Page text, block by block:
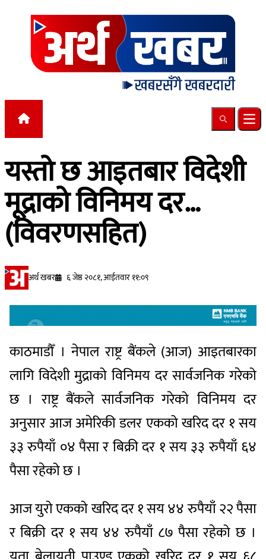
Skip to content
Search
यस्तो छ आइतबार विदेशी
मूद्राको विनिमय दर…
(विवरणसहित)
अर्थ खबर ६ जेष्ठ २०८१, आईतवार ११:०९
काठमाडौँ । नेपाल राष्ट्र बैंकले (आज) आइतबारका
लागि विदेशी मुद्राको विनिमय दर सार्वजनिक गरेको
छ । राष्ट्र बैंकले सार्वजनिक गरेको विनिमय दर
अनुसार आज अमेरिकी डलर एकको खरिद दर १ सय
३३ रुपैयाँ ०४ पैसा र बिक्री दर १ सय ३३ रुपैयाँ ६४
पैसा रहेको छ ।
आज युरो एकको खरिद दर १ सय ४४ रुपैयाँ २२ पैसा
र बिक्री दर १ सय ४४ रुपैयाँ ८७ पैसा रहेको छ ।